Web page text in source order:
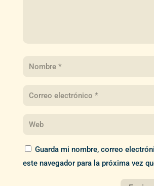
Guarda mi nombre, correo
este navegador para la próxima vez